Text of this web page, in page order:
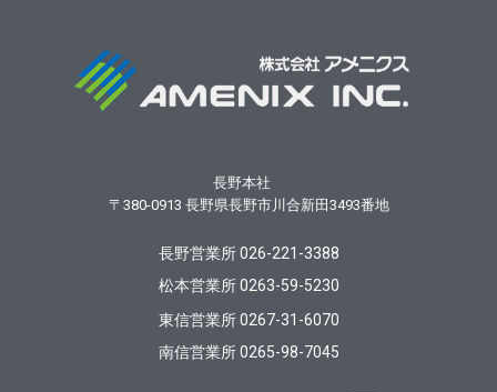
長野本社
〒380-0913 長野県長野市川合新田3493番地
長野営業所 026-221-3388
松本営業所 0263-59-5230
東信営業所 0267-31-6070
南信営業所 0265-98-7045